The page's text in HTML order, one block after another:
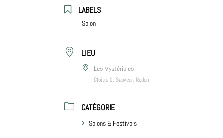
LABELS
Salon
LIEU
Les Mystériales
Cloître St Sauveur, Redon
CATÉGORIE
Salons & Festivals